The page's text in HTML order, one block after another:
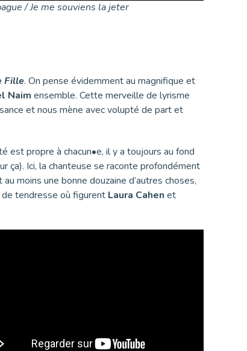
/ Je me souviens la jeter
Fille. On pense évidemment au magnifique et
Naim ensemble. Cette merveille de lyrisme
et nous mène avec volupté de part et
est propre à chacun•e, il y a toujours au fond
ça). Ici, la chanteuse se raconte profondément
moins une bonne douzaine d’autres choses,
tendresse où figurent Laura Cahen et